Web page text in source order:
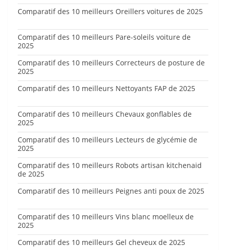
Comparatif des 10 meilleurs Oreillers voitures de 2025
Comparatif des 10 meilleurs Pare-soleils voiture de
2025
Comparatif des 10 meilleurs Correcteurs de posture de
2025
Comparatif des 10 meilleurs Nettoyants FAP de 2025
Comparatif des 10 meilleurs Chevaux gonflables de
2025
Comparatif des 10 meilleurs Lecteurs de glycémie de
2025
Comparatif des 10 meilleurs Robots artisan kitchenaid
de 2025
Comparatif des 10 meilleurs Peignes anti poux de 2025
Comparatif des 10 meilleurs Vins blanc moelleux de
2025
Comparatif des 10 meilleurs Gel cheveux de 2025